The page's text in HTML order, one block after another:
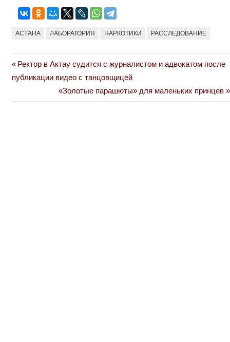
АСТАНА ЛАБОРАТОРИЯ НАРКОТИКИ РАССЛЕДОВАНИЕ
Навигация
Previous
Post:
Ректор в Актау судится с журналистом и адвокатом после
публикации видео с танцовщицей
Next
Post:
«Золотые парашюты» для маленьких принцев